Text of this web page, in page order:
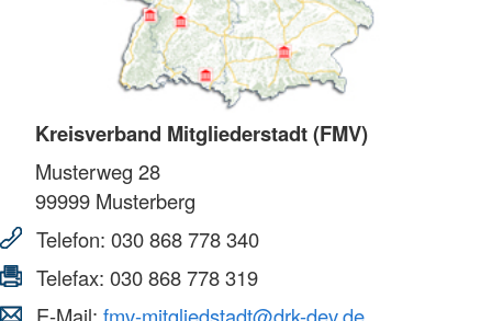
Kreisverband Mitgliederstadt (FMV)
Musterweg 28
99999 Musterberg
Telefon: 030 868 778 340
Telefax: 030 868 778 319